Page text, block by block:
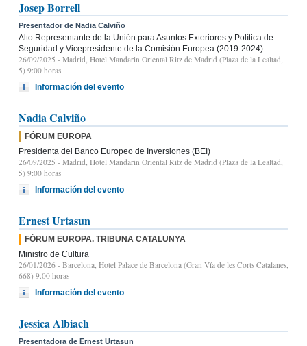
Josep Borrell
Presentador de Nadia Calviño
Alto Representante de la Unión para Asuntos Exteriores y Política de
Seguridad y Vicepresidente de la Comisión Europea (2019-2024)
26/09/2025 - Madrid, Hotel Mandarin Oriental Ritz de Madrid (Plaza de la Lealtad,
5) 9:00 horas
Información del evento
Nadia Calviño
FÓRUM EUROPA
Presidenta del Banco Europeo de Inversiones (BEI)
26/09/2025 - Madrid, Hotel Mandarin Oriental Ritz de Madrid (Plaza de la Lealtad,
5) 9:00 horas
Información del evento
Ernest Urtasun
FÓRUM EUROPA. TRIBUNA CATALUNYA
Ministro de Cultura
26/01/2026 - Barcelona, Hotel Palace de Barcelona (Gran Vía de les Corts Catalanes,
668) 9.00 horas
Información del evento
Jessica Albiach
Presentadora de Ernest Urtasun